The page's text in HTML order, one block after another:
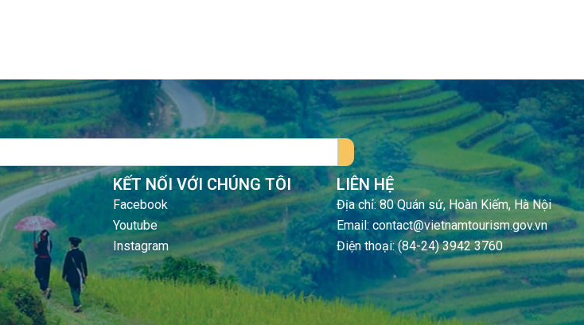
KẾT NỐI VỚI CHÚNG TÔI
Facebook
Youtube
Instagram
LIÊN HỆ
Địa chỉ: 80 Quán sứ, Hoàn Kiếm, Hà Nội
Email: contact@vietnamtourism.gov.vn
Điện thoại: (84-24) 3942 3760